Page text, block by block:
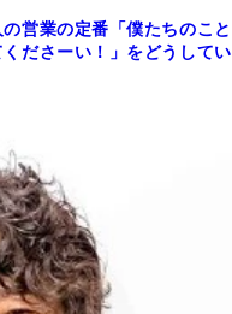
営業の定番「僕たちのこと
ださーい！」をどうしてい